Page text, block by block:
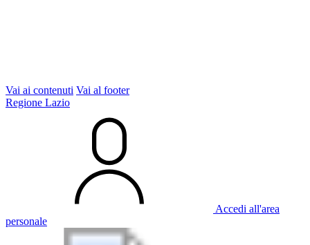
Vai ai contenuti Vai al footer
Regione Lazio
Accedi all'area
personale